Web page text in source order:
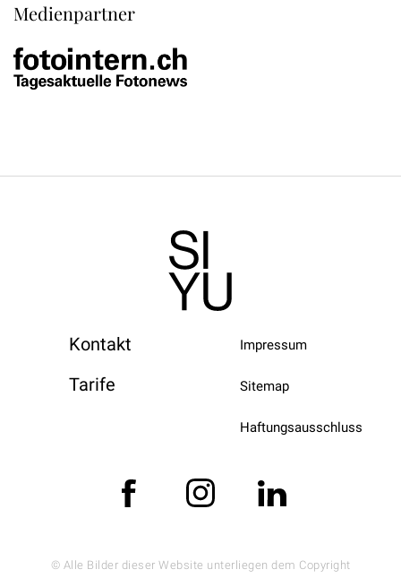
Medienpartner
Kontakt
Tarife
Impressum
Sitemap
Haftungsausschluss
© Alle Bilder dieser Website unterliegen dem Copyright